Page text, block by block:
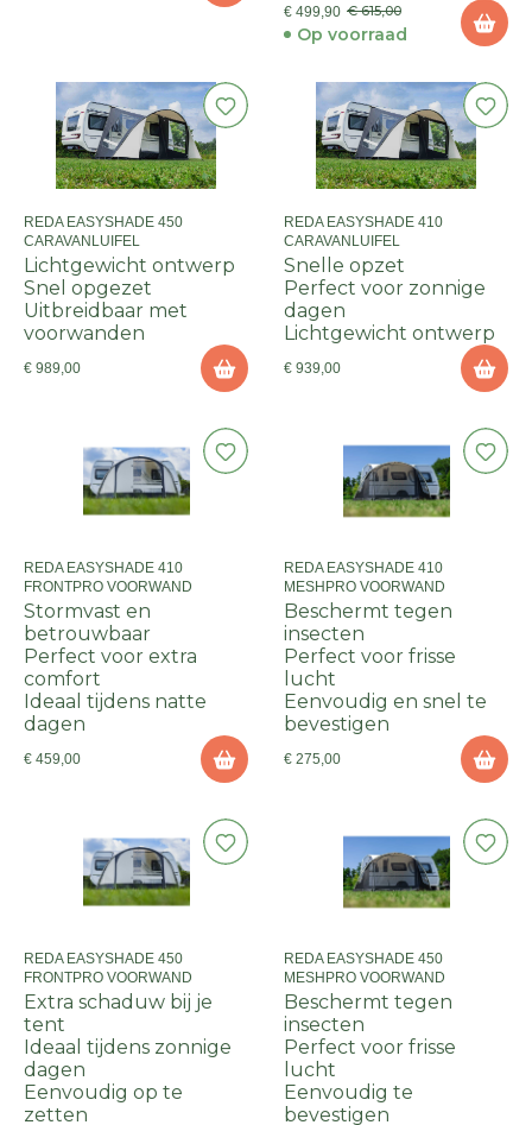
€ 499,90 € 615,00
Op voorraad
REDA EASYSHADE 450
CARAVANLUIFEL
Lichtgewicht ontwerp
Snel opgezet
Uitbreidbaar met
voorwanden
€ 989,00
REDA EASYSHADE 410
CARAVANLUIFEL
Snelle opzet
Perfect voor zonnige
dagen
Lichtgewicht ontwerp
€ 939,00
REDA EASYSHADE 410
FRONTPRO VOORWAND
Stormvast en
betrouwbaar
Perfect voor extra
comfort
Ideaal tijdens natte
dagen
€ 459,00
REDA EASYSHADE 410
MESHPRO VOORWAND
Beschermt tegen
insecten
Perfect voor frisse
lucht
Eenvoudig en snel te
bevestigen
€ 275,00
REDA EASYSHADE 450
FRONTPRO VOORWAND
Extra schaduw bij je
tent
Ideaal tijdens zonnige
dagen
Eenvoudig op te
zetten
REDA EASYSHADE 450
MESHPRO VOORWAND
Beschermt tegen
insecten
Perfect voor frisse
lucht
Eenvoudig te
bevestigen